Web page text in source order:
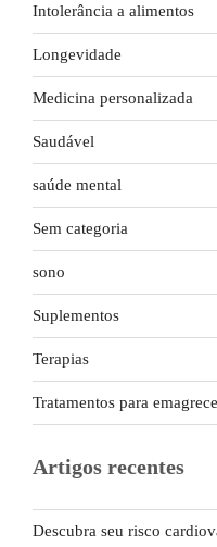
Intolerância a alimentos
Longevidade
Medicina personalizada
Saudável
saúde mental
Sem categoria
sono
Suplementos
Terapias
Tratamentos para
Artigos recentes
Descubra seu risco